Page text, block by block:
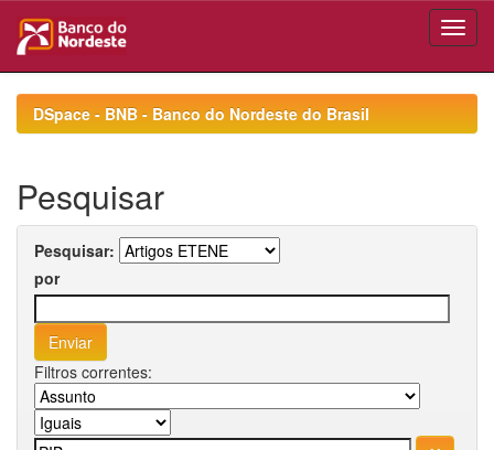
navigationDSpace - BNB - Banco do Nordeste do Brasil
Pesquisar
Pesquisar:
por
Filtros correntes: